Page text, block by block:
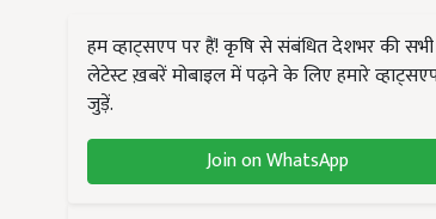
हम व्हाट्सएप पर हैं! कृषि से संबंधित देशभर की सभी
लेटेस्ट ख़बरें मोबाइल में पढ़ने के लिए हमारे
जुड़ें.
Join on WhatsApp